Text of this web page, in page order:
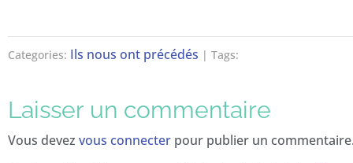
Categories: Ils nous ont précédés | Tags:
Laisser un commentaire
Vous devez vous connecter pour publier un